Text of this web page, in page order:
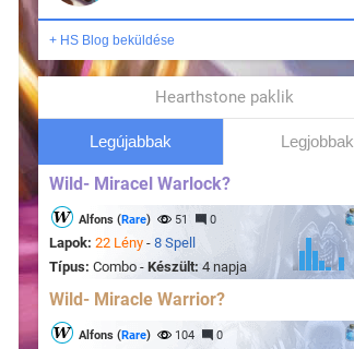
+ HS Blog beküldése
Hearthstone paklik
Legújabbak Legjobbak
Wild- Miracel Warlock?
Alfons (Rare) 51 0
Lapok: 22 Lény - 8 Spell
Típus: Combo - Készült: 4 napja
Wild- Miracle Warrior?
Alfons (Rare) 104 0